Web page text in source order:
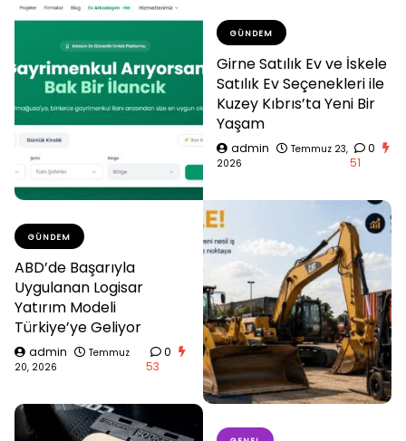
GÜNDEM
Girne Satılık Ev ve İskele
Satılık Ev Seçenekleri ile
Kuzey Kıbrıs’ta Yeni Bir
Yaşam
admin
Temmuz 23,
2026
0
51
GÜNDEM
ABD’de Başarıyla
Uygulanan Logisar
Yatırım Modeli
Türkiye’ye Geliyor
admin
Temmuz
20, 2026
0
53